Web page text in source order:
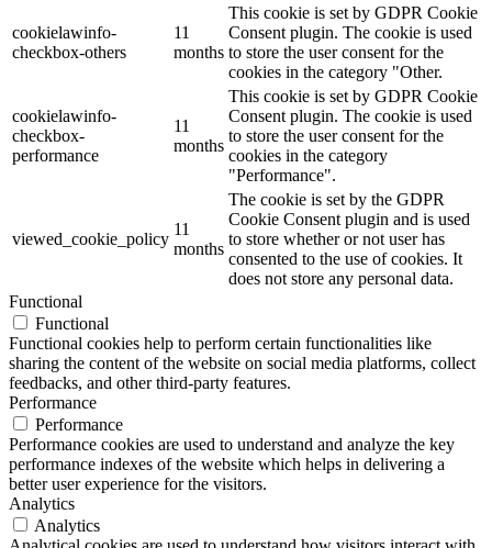
cookielawinfo-
checkbox-others
11
months
This cookie is set by GDPR Cookie
Consent plugin. The cookie is used
to store the user consent for the
cookies in the category "Other.
cookielawinfo-
checkbox-
performance
11
months
This cookie is set by GDPR Cookie
Consent plugin. The cookie is used
to store the user consent for the
cookies in the category
"Performance".
viewed_cookie_policy
11
months
The cookie is set by the GDPR
Cookie Consent plugin and is used
to store whether or not user has
consented to the use of cookies. It
does not store any personal data.
Functional
Functional
Functional cookies help to perform certain functionalities like
sharing the content of the website on social media platforms, collect
feedbacks, and other third-party features.
Performance
Performance
Performance cookies are used to understand and analyze the key
performance indexes of the website which helps in delivering a
better user experience for the visitors.
Analytics
Analytics